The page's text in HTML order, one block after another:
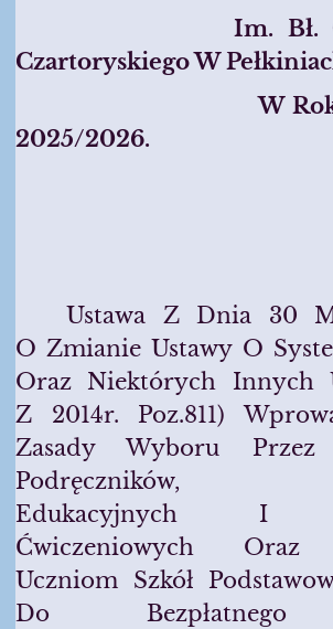
Im. B
Czartoryskiego W
W Roku
2025/2026.
Ustawa Z Dnia 30
O Zmianie Ustawy O
Oraz Niektórych Innych
Z 2014r. Poz.811)
Zasady Wyboru Przez
Podręczników,
Edukacyjnych I
Ćwiczeniowych Oraz
Uczniom Szkół
Do Bezpłatnego